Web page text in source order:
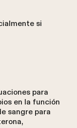
si
para
en la función
sangre para